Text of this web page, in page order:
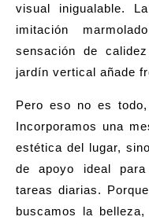
visual inigualable.
imitación
sensación de
jardín vertical añade
Pero eso no es
Incorporamos una
estética del lugar,
de apoyo ideal
tareas diarias.
buscamos la